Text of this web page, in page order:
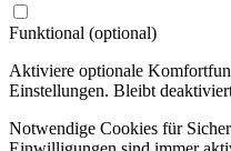
Funktional (optional)
Aktiviere optionale
Einstellungen. Bleibt
Notwendige Cookies für